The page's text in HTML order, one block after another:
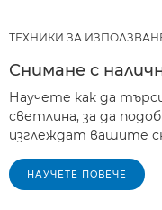
ТЕХНИКИ ЗА
Снимане с
Научете как да
светлина, за да
изглеждат вашите
НАУЧЕТЕ ПОВЕЧЕ